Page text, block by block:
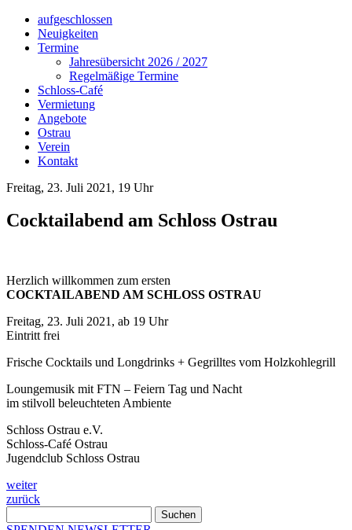
aufgeschlossen
Neuigkeiten
Termine
Jahresübersicht 2026 / 2027
Regelmäßige Termine
Schloss-Café
Vermietung
Angebote
Ostrau
Verein
Kontakt
Freitag, 23. Juli 2021, 19 Uhr
Cocktailabend am Schloss Ostrau
Herzlich willkommen zum ersten
COCKTAILABEND AM SCHLOSS OSTRAU
Freitag, 23. Juli 2021, ab 19 Uhr
Eintritt frei
Frische Cocktails und Longdrinks + Gegrilltes vom Holzkohlegrill
Loungemusik mit FTN – Feiern Tag und Nacht
im stilvoll beleuchteten Ambiente
Schloss Ostrau e.V.
Schloss-Café Ostrau
Jugendclub Schloss Ostrau
Beitragsnavigation
weiter
zurück
nach: